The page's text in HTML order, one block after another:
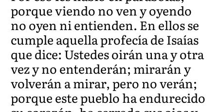
porque viendo no ven y oyendo
no oyen ni entienden. En ellos se
cumple aquella profecía de Isaías
que dice: Ustedes oirán una y otra
vez y no entenderán; mirarán y
volverán a mirar, pero no verán;
porque este pueblo ha endurecido